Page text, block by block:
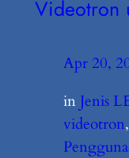
Videotron
Apr 20,
in Jenis
videotron,